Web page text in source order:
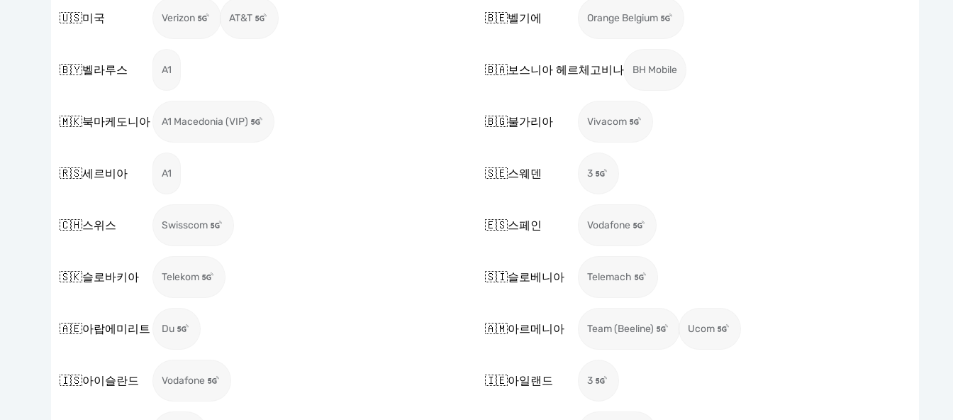
🇺🇸미국 Verizon AT&T 🇧🇪벨기에 Orange Belgium
🇧🇾벨라루스 A1 🇧🇦보스니아 헤르체고비나 BH Mobile
🇲🇰북마케도니아 A1 Macedonia (VIP) 🇧🇬불가리아 Vivacom
🇷🇸세르비아 A1 🇸🇪스웨덴 3
🇨🇭스위스 Swisscom 🇪🇸스페인 Vodafone
🇸🇰슬로바키아 Telekom 🇸🇮슬로베니아 Telemach
🇦🇪아랍에미리트 Du 🇦🇲아르메니아 Team (Beeline) Ucom
🇮🇸아이슬란드 Vodafone 🇮🇪아일랜드 3